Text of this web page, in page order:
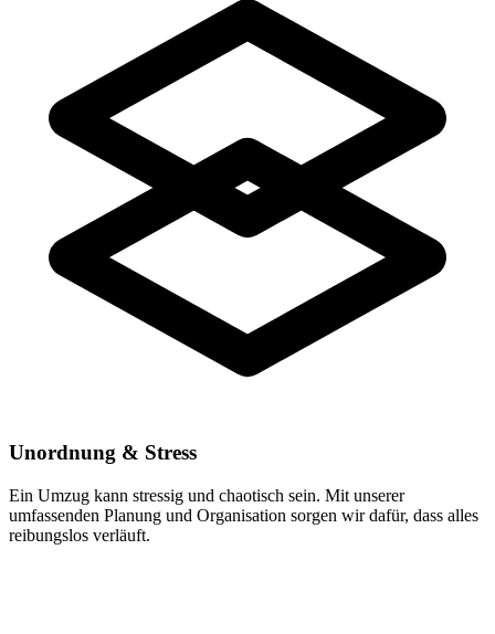
Unordnung & Stress
Ein Umzug kann stressig und chaotisch sein. Mit unserer
umfassenden Planung und Organisation sorgen wir dafür, dass alles
reibungslos verläuft.